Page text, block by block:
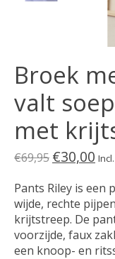
Broek
valt
met
€69,95 €30,00
Pants Riley is
wijde, rechte
krijtstreep. De
voorzijde, faux
een knoop- en